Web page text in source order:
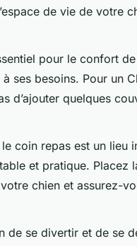
de vie de votre
pour le confort
ses besoins. Pour un
d’ajouter quelques
coin repas est un lieu
et pratique. Placez
chien et assurez-
de se divertir et de se